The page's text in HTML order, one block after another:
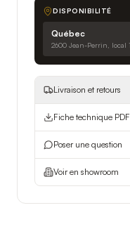
DISPONIBILITÉ
Québec
2600 Jean-Perrin, local
Livraison et retours
Fiche technique PDF
Poser une question
Voir en showroom